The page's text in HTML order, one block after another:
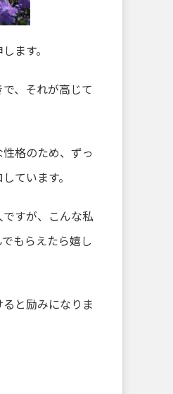
ます。
、それが高じて
格のため、ずっ
ています。
すが、こんな私
もらえたら嬉し
と励みになりま